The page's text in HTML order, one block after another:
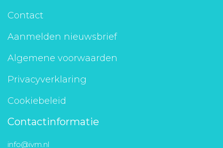
Contact
Aanmelden nieuwsbrief
Algemene voorwaarden
Privacyverklaring
Cookiebeleid
Contactinformatie
info@ivm.nl